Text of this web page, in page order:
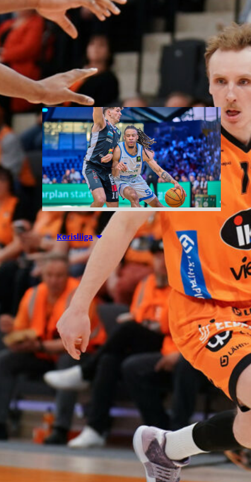
Dolenc on rakentanut pitkän
ammattilaisuran Suomen lisäksi
Ranskassa, Itävallassa,
Liettuassa, Romaniassa,
Bosniassa ja viimeksi Islannissa.
Korisliiga 05.08.2026 11:34
Seagulls
hankki taitoa
ja kokemusta
kokoonpanoo
nsa kahden
pelaajan
edestä